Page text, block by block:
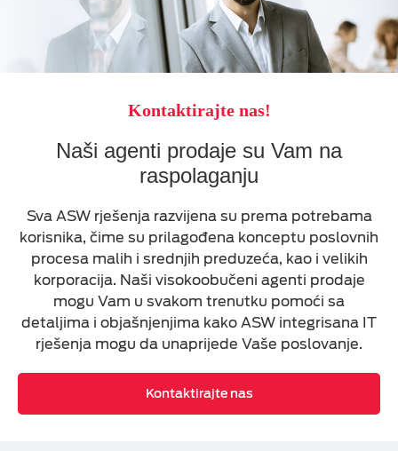
Kontaktirajte nas!
Naši agenti prodaje su Vam na
raspolaganju
Sva ASW rješenja razvijena su prema potrebama
korisnika, čime su prilagođena konceptu poslovnih
procesa malih i srednjih preduzeća, kao i velikih
korporacija. Naši visokoobučeni agenti prodaje
mogu Vam u svakom trenutku pomoći sa
detaljima i objašnjenjima kako ASW integrisana IT
rješenja mogu da unaprijede Vaše poslovanje.
Kontaktirajte nas